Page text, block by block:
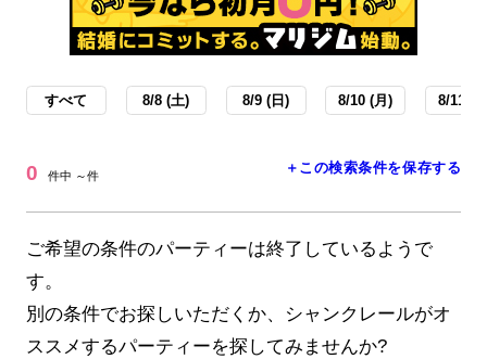
すべて 8/8 (土) 8/9 (日) 8/10 (月) 8/11 (
0 件中 ～件 ＋この検索条件を保存する
ご希望の条件のパーティーは終了しているようで
す。
別の条件でお探しいただくか、シャンクレールがオ
ススメするパーティーを探してみませんか?